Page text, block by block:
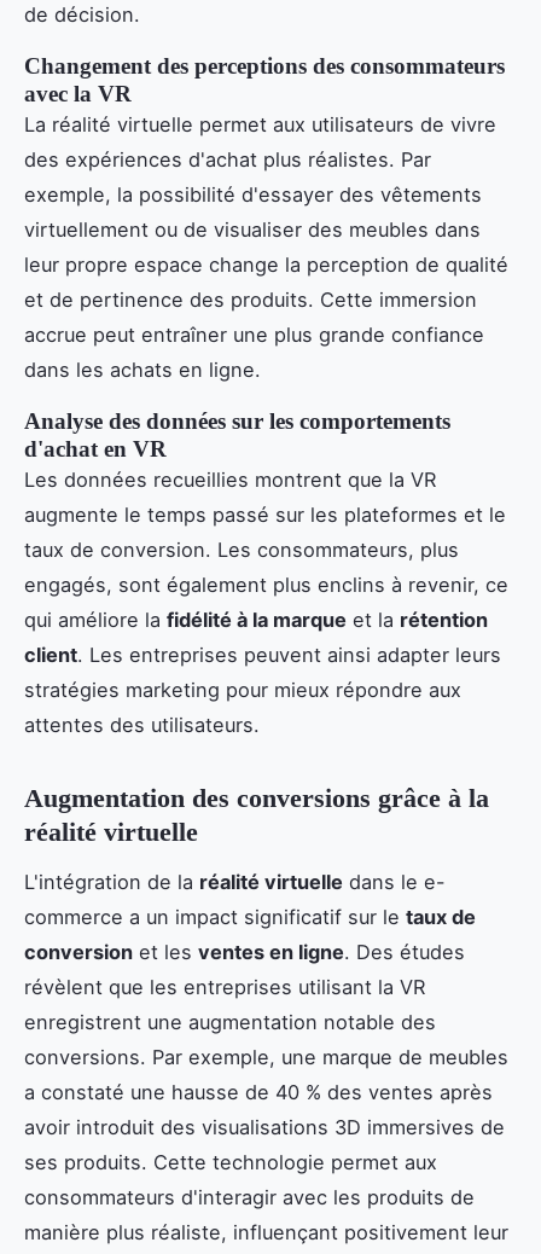
de décision.
Changement des perceptions des consommateurs
avec la VR
La réalité virtuelle permet aux utilisateurs de vivre
des expériences d'achat plus réalistes. Par
exemple, la possibilité d'essayer des vêtements
virtuellement ou de visualiser des meubles dans
leur propre espace change la perception de qualité
et de pertinence des produits. Cette immersion
accrue peut entraîner une plus grande confiance
dans les achats en ligne.
Analyse des données sur les comportements
d'achat en VR
Les données recueillies montrent que la VR
augmente le temps passé sur les plateformes et le
taux de conversion. Les consommateurs, plus
engagés, sont également plus enclins à revenir, ce
qui améliore la fidélité à la marque et la rétention
client. Les entreprises peuvent ainsi adapter leurs
stratégies marketing pour mieux répondre aux
attentes des utilisateurs.
Augmentation des conversions grâce à la
réalité virtuelle
L'intégration de la réalité virtuelle dans le e-
commerce a un impact significatif sur le taux de
conversion et les ventes en ligne. Des études
révèlent que les entreprises utilisant la VR
enregistrent une augmentation notable des
conversions. Par exemple, une marque de meubles
a constaté une hausse de 40 % des ventes après
avoir introduit des visualisations 3D immersives de
ses produits. Cette technologie permet aux
consommateurs d'interagir avec les produits de
manière plus réaliste, influençant positivement leur